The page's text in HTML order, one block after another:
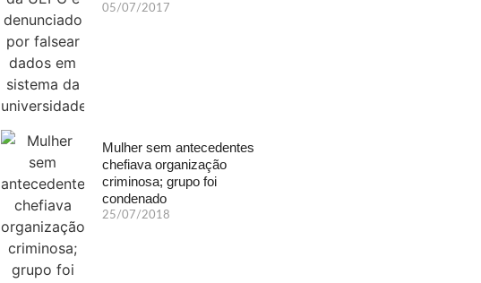
05/07/2017
Mulher sem antecedentes
chefiava organização
criminosa; grupo foi
condenado
25/07/2018